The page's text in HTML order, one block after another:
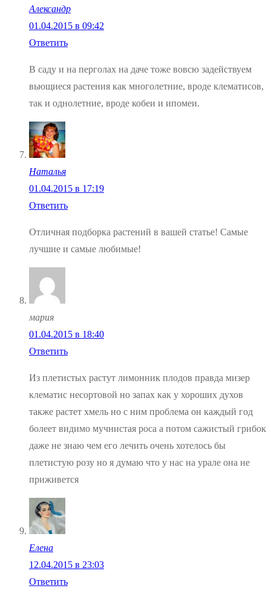
Александр
01.04.2015 в 09:42
Ответить
В саду и на перголах на даче тоже вовсю задействуем
вьющиеся растения как многолетние, вроде клематисов,
так и однолетние, вроде кобеи и ипомеи.
Наталья
01.04.2015 в 17:19
Ответить
Отличная подборка растений в вашей статье! Самые
лучшие и самые любимые!
мария
01.04.2015 в 18:40
Ответить
Из плетистых растут лимонник плодов правда мизер
клематис несортовой но запах как у хороших духов
также растет хмель но с ним проблема он каждый год
болеет видимо мучнистая роса а потом сажистый грибок
даже не знаю чем его лечить очень хотелось бы
плетистую розу но я думаю что у нас на урале она не
приживется
Елена
12.04.2015 в 23:03
Ответить